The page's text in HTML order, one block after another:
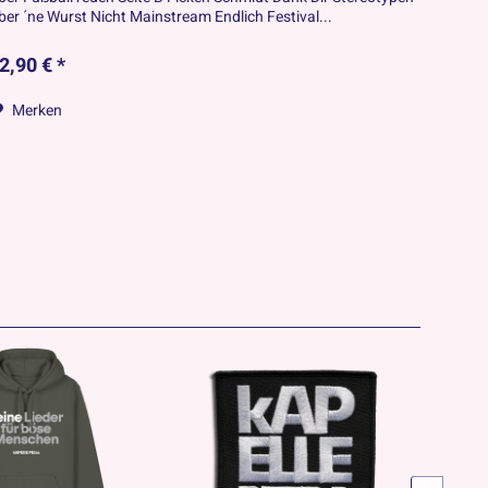
´ne Wurst Nicht Mainstream Endlich Festival...
€ *
Merken